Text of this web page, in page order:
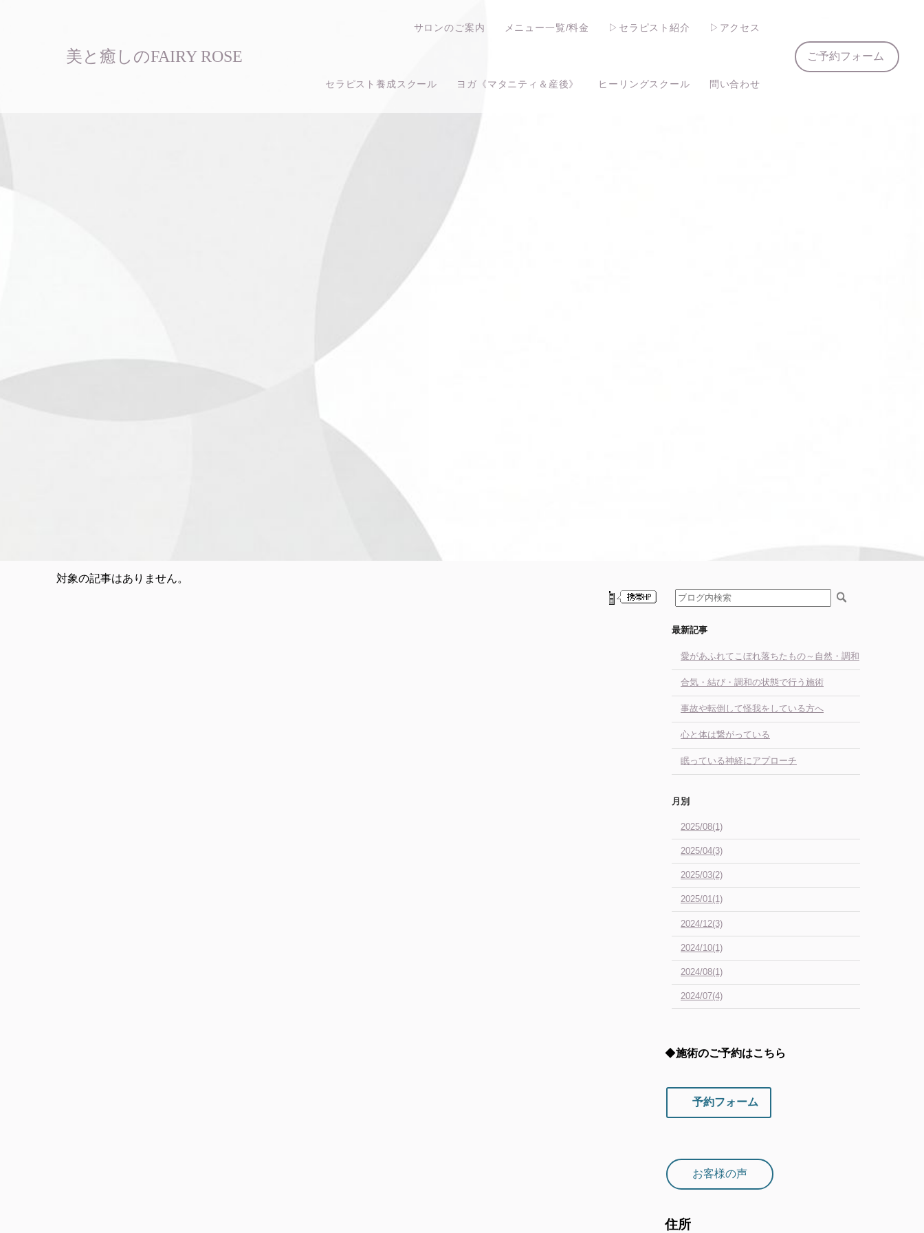
美と癒しのFAIRY ROSE
サロンのご案内 メニュー一覧/料金 ▷セラピスト紹介 ▷アクセス
セラピスト養成スクール ヨガ《マタニティ＆産後》 ヒーリングスクール 問い合わせ
ご予約フォーム
対象の記事はありません。
最新記事
愛があふれてこぼれ落ちたもの～自然・調和
合気・結び・調和の状態で行う施術
事故や転倒して怪我をしている方へ
心と体は繋がっている
眠っている神経にアプローチ
月別
2025/08(1)
2025/04(3)
2025/03(2)
2025/01(1)
2024/12(3)
2024/10(1)
2024/08(1)
2024/07(4)
◆施術のご予約はこちら
予約フォーム
お客様の声
住所